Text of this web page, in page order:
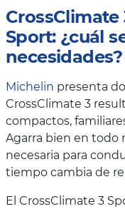
CrossClimate
Sport: ¿cuál
necesidades?
Michelin presenta
CrossClimate 3
compactos,
Agarra bien en todo
necesaria para
tiempo cambia de
El CrossClimate 3